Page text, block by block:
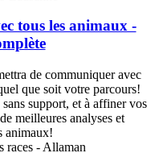
tous les animaux -
de communiquer avec
que soit votre parcours!
support, et à affiner vos
meilleures analyses et
animaux!